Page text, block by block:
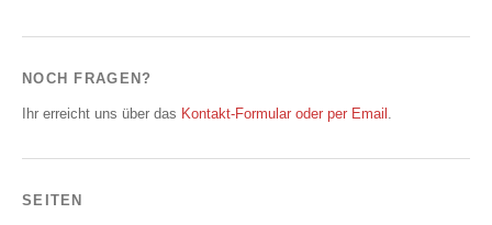
NOCH FRAGEN?
Ihr erreicht uns über das Kontakt-Formular oder per Email .
SEITEN